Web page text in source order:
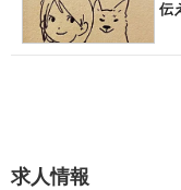
伝
求人情報